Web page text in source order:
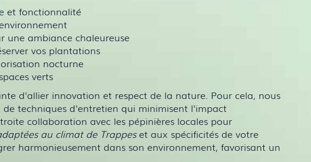
et fonctionnalité
une ambiance chaleureuse
vos plantations
nocturne
verts
d'allier innovation et respect de la nature. Pour cela, nous
techniques d'entretien qui minimisent l'impact
collaboration avec les pépinières locales pour
au climat de Trappeset aux spécificités de votre
harmonieusement dans son environnement, favorisant un